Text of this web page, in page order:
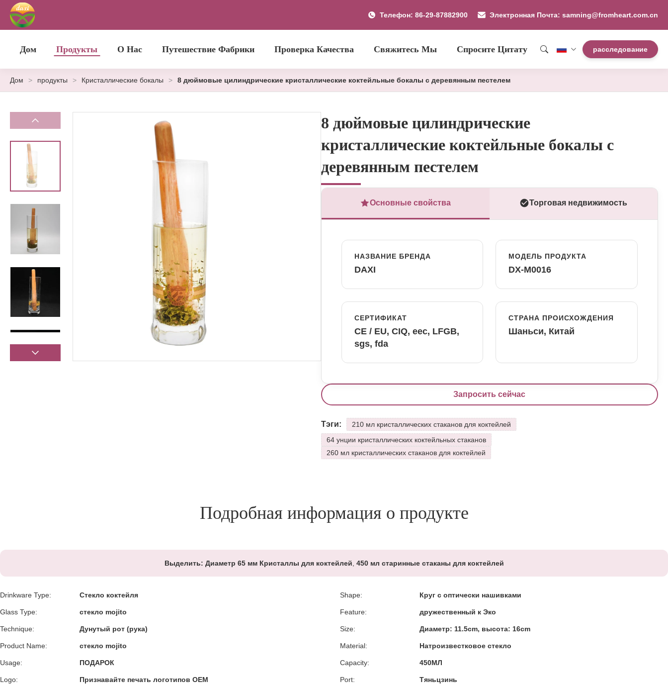
Телефон: 86-29-87882900 Электронная Почта: samning@fromheart.com.cn
Дом Продукты О Нас Путешествие Фабрики Проверка Качества Свяжитесь Мы Спросите Цитату расследование
Дом > продукты > Кристаллические бокалы > 8 дюймовые цилиндрические кристаллические коктейльные бокалы с деревянным пестелем
8 дюймовые цилиндрические
кристаллические коктейльные бокалы с
деревянным пестелем
Основные свойства Торговая недвижимость
НАЗВАНИЕ БРЕНДА
DAXI
МОДЕЛЬ ПРОДУКТА
DX-M0016
СЕРТИФИКАТ
CE / EU, CIQ, eec, LFGB,
sgs, fda
СТРАНА ПРОИСХОЖДЕНИЯ
Шаньси, Китай
Запросить сейчас
Тэги:
210 мл кристаллических стаканов для коктейлей
64 унции кристаллических коктейльных стаканов
260 мл кристаллических стаканов для коктейлей
Подробная информация о продукте
Выделить: Диаметр 65 мм Кристаллы для коктейлей 450 мл старинные стаканы для коктейлей
Drinkware Type: Стекло коктейля Shape: Круг с оптически нашивками
Glass Type: стекло mojito Feature: дружественный к Эко
Technique: Дунутый рот (рука) Size: Диаметр: 11.5cm, высота: 16cm
Product Name: стекло mojito Material: Натроизвестковое стекло
Usage: ПОДАРОК Capacity: 450МЛ
Logo: Признавайте печать логотипов OEM Port: Тяньцзинь